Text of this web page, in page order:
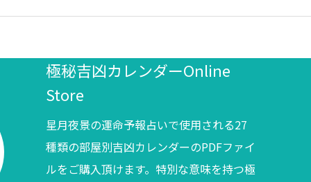
極秘吉凶カレンダーOnline
Store
星月夜景の運命予報占いで使用される27
種類の部屋別吉凶カレンダーのPDFファイ
ルをご購入頂けます。特別な意味を持つ極